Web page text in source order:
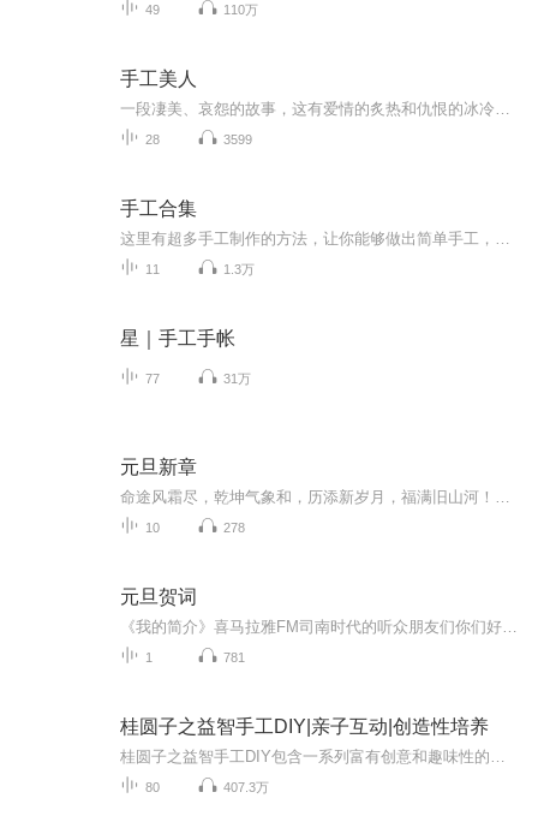
49 110万
手工美人
28 3599
手工合集
11 1.3万
星｜手工手帐
77 31万
元旦新章
10 278
元旦贺词
1 781
桂圆子之益智手工DIY|亲子互动|创造性培养
80 407.3万